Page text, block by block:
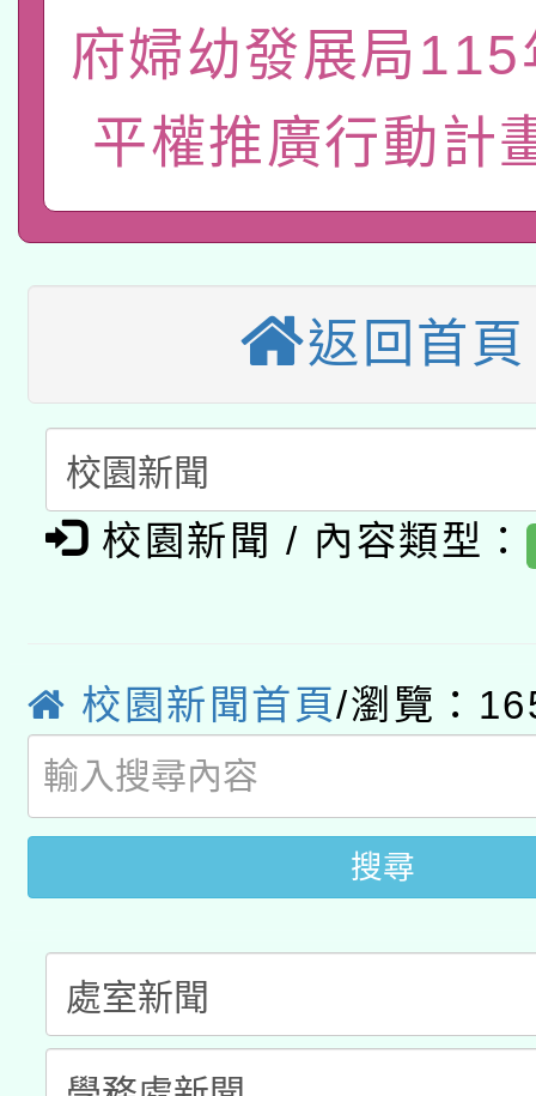
pilot」
有關大陸委員會函釋公
薪期間赴陸應申請許可
轉知經濟部水利署委託
業技術研究院辦理「
用水績優單位及節水達
動」
115年8月22日(星期六
桃園市孔廟祈福系列
開 智慧啟航」
2026年桃園地景藝術
招甄選結果公告(無人
招)
適應運動共學行動站研
暨閱讀推動專業研習
科技賦能─人工智慧
礎課程
A3數位素養講師名單
「數位內容與教學軟
薪期間赴陸應申請許可
轉知經濟部水利署委託
業技術研究院辦理「
用水績優單位及節水達
115年8月22日(星期六
桃園市孔廟祈福系列
開 智慧啟航」
2026年桃園地景藝術
府婦幼發展局
平權推廣行動計
返回首頁
校園新聞 / 內容類型：
校園新聞首頁/瀏覽：
搜尋